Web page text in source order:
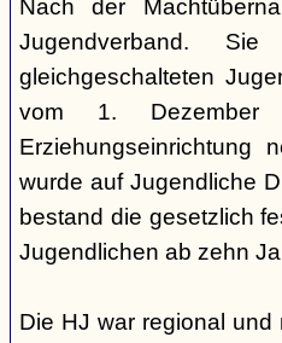
Nach der
Jugendverband.
gleichgeschalteten
vom 1.
Erziehungseinrichtung
wurde auf Jugendliche
bestand die gesetzlich
Jugendlichen ab zehn
Die HJ war regional